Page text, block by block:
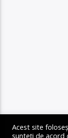
Acest site
sunteți de acord